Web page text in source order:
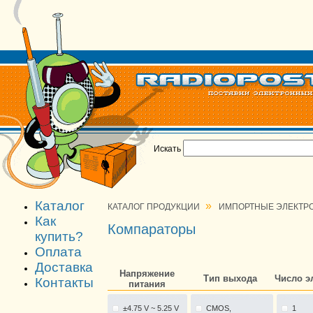
Искать
Каталог
Как
купить?
Оплата
Доставка
Контакты
КАТАЛОГ ПРОДУКЦИИ » ИМПОРТНЫЕ
Компараторы
Напряжение
питания
Тип выхода Число
±4.75 V ~ 5.25 V
CMOS,
1